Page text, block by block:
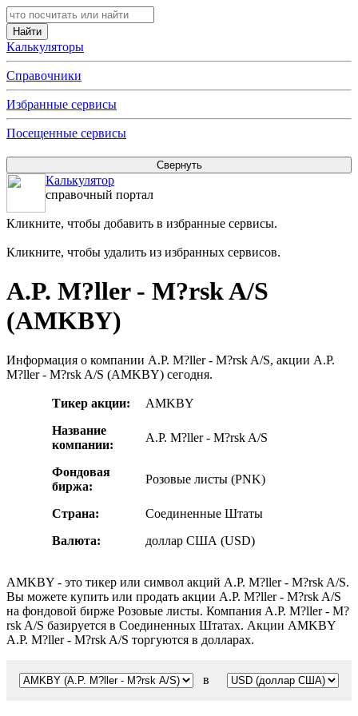
Калькуляторы
Справочники
Избранные сервисы
Посещенные сервисы
Калькулятор
справочный портал
Кликните, чтобы добавить в избранные сервисы.
Кликните, чтобы удалить из избранных сервисов.
A.P. M?ller - M?rsk A/S
(AMKBY)
Информация о компании A.P. M?ller - M?rsk A/S, акции A.P.
M?ller - M?rsk A/S (AMKBY) сегодня.
Тикер акции:
AMKBY
Название
компании:
A.P. M?ller - M?rsk A/S
Фондовая
биржа:
Розовые листы (PNK)
Страна:
Соединенные Штаты
Валюта:
доллар США (USD)
AMKBY - это тикер или символ акций A.P. M?ller - M?rsk A/S.
Вы можете купить или продать акции A.P. M?ller - M?rsk A/S
на фондовой бирже Розовые листы. Компания A.P. M?ller - M?
rsk A/S базируется в Соединенных Штатах. Акции AMKBY
A.P. M?ller - M?rsk A/S торгуются в долларах.
в